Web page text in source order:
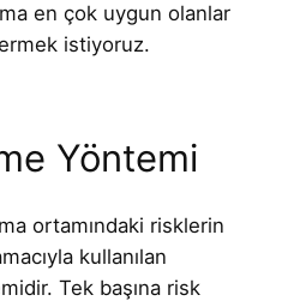
en çok uygun olanlar
istiyoruz.
Yöntemi
ortamındaki risklerin
kullanılan
Tek başına risk